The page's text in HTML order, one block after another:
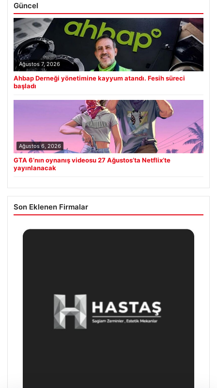
Güncel
Ağustos 7, 2026
Ahbap Derneği yönetimine kayyum atandı. Fesih süreci
başladı
Ağustos 6, 2026
GTA 6’nın oynanış videosu 27 Ağustos’ta Netflix’te
yayınlanacak
Son Eklenen Firmalar